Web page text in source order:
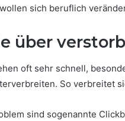
sich beruflich
über
oft sehr schnell,
So verbreitet
sind sogenannte